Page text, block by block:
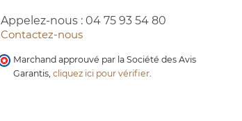
Appelez-nous : 04 75 93 54 80
Contactez-nous
Marchand approuvé par la Société des Avis
Garantis, cliquez ici pour vérifier.